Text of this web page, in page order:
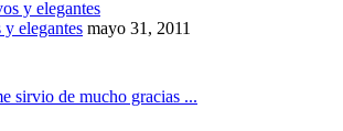
elegantes mayo 31, 2011
sirvio de mucho gracias ...